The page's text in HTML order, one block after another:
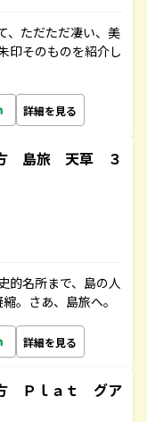
、ただただ凄い、美
印そのものを紹介し
詳細を見る
島旅 天草 ３
的名所まで、島の人
。さあ、島旅へ。
詳細を見る
Ｐｌａｔ グア